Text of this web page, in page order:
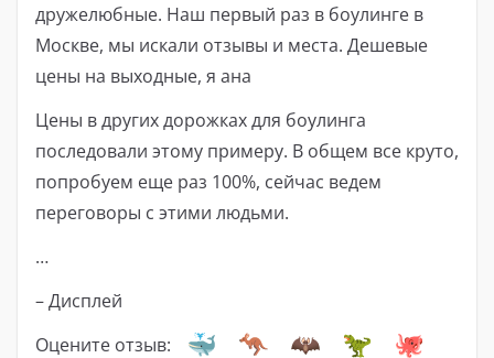
дружелюбные. Наш первый раз в боулинге в
Москве, мы искали отзывы и места. Дешевые
цены на выходные, я ана
Цены в других дорожках для боулинга
последовали этому примеру. В общем все круто,
попробуем еще раз 100%, сейчас ведем
переговоры с этими людьми.
…
– Дисплей
Оцените отзыв: